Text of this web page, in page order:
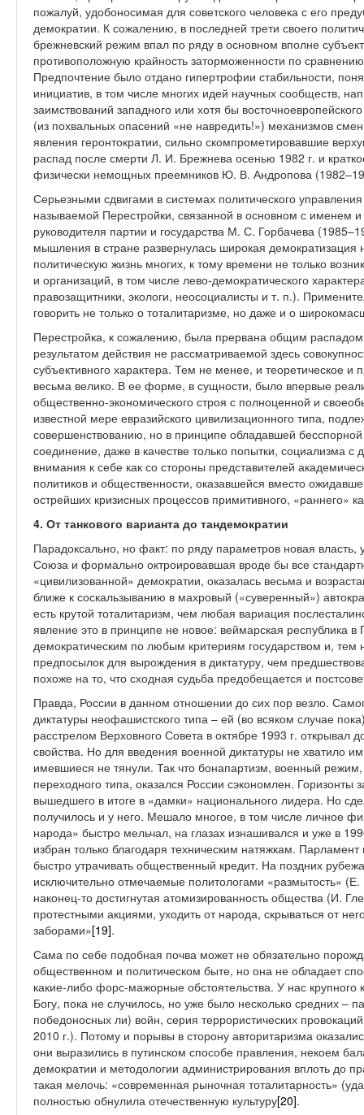
пожалуй, удобоносимая для советского человека с его
демократии. К сожалению, в последней трети своего
брежневский режим впал по ряду в основном вполне
противоположную крайность заторможенности по
Предпочтение было отдано гипертрофии стабильности,
инициатив, в том числе многих идей научных сообществ,
заимствований западного или хотя бы
(из похвальных опасений «не навредить!») механизмов
явления геронтократии, сильно скомпрометировавшие
распад после смерти Л. И. Брежнева осенью 1982 г. и
физически немощных преемников Ю. В. Андропова
Серьезными сдвигами в системах политического
называемой Перестройки, связанной в основном с именем
руководителя партии и государства М. С. Горбачева
мышления в стране развернулась широкая демократизация
политическую жизнь многих, к тому времени не только
и организаций, в том числе лево-демократического
правозащитники, экологи, неосоциалисты и т. п.).
говорить не только о тоталитаризме, но даже и о
Перестройка, к сожалению, была прервана общим распадом
результатом действия не рассматриваемой здесь
субъективного характера. Тем не менее, и теоретическое и
весьма велико. В ее форме, в сущности, было впервые
общественно-экономического строя с полноценной и
известной мере евразийского цивилизационного типа,
совершенствованию, но в принципе обладавшей
соединение, даже в качестве только попытки, социализма с
внимания к себе как со стороны представителей
политиков и общественности, оказавшейся вместо
острейших кризисных процессов примитивного, «раннего»
4. От танкового варианта до тандемократии
Парадоксально, но факт: по ряду параметров новая власть,
Союза и формально октроировавшая вроде бы все
«цивилизованной» демократии, оказалась весьма и
ближе к соскальзыванию в махровый («суверенный»)
есть крутой тоталитаризм, чем любая вариация
явление это в принципе не новое: веймарская республика
демократическим по любым критериям государством и,
предпосылок для вырождения в диктатуру, чем
похоже на то, что сходная судьба предобещается и
Правда, России в данном отношении до сих пор везло.
диктатуры неофашистского типа – ей (во всяком случае
расстрелом Верховного Совета в октябре 1993 г. открывал
свойства. Но для введения военной диктатуры не хватило
имевшиеся не тянули. Так что бонапартизм, военный
переходного типа, оказался России сэкономлен.
вышедшего в итоге в «дамки» национального лидера. Но
получилось и у него. Мешало многое, в том числе личное
народа» быстро мельчал, на глазах изнашивался и уже в
избран только благодаря техническим натяжкам.
быстро утрачивать общественный кредит. На поздних
исключительно отмечаемые политологами «размытость»
наконец-то достигнутая атомизированность общества (И.
протестными акциями, уходить от народа, скрываться от
заборами»[19].
Сама по себе подобная почва может не обязательно
общественном и политическом быте, но она не обладает
какие-либо форс-мажорные обстоятельства. У нас крупного
Богу, пока не случилось, но уже было несколько средних –
победоносных ли) войн, серия террористических
2010 г.). Потому и порывы в сторону авторитаризма
они выразились в путинском способе правления, некоем
демократии и методологии администрирования вплоть до
такая мелочь: «современная рыночная тоталитарность»
полностью обнулила отечественную культуру[20].